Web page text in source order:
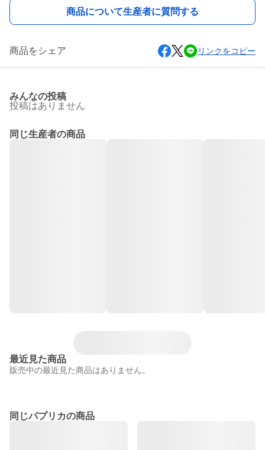
商品について生産者に質問する
商品をシェア リンクをコピー
みんなの投稿
投稿はありません
同じ生産者の商品
最近見た商品
販売中の最近見た商品はありません。
同じパプリカの商品